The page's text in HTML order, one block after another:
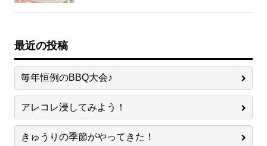
最近の投稿
毎年恒例のBBQ大会♪
アレコレ浸してみよう！
きゅうりの季節がやってきた！